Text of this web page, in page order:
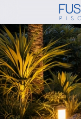
to
main
content